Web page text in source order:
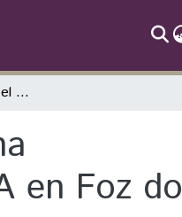
Políticas Públicas para el Cambio Climático: una Aproximación desde la Construcción del PMMA en Foz do Iguaçu
en Foz do